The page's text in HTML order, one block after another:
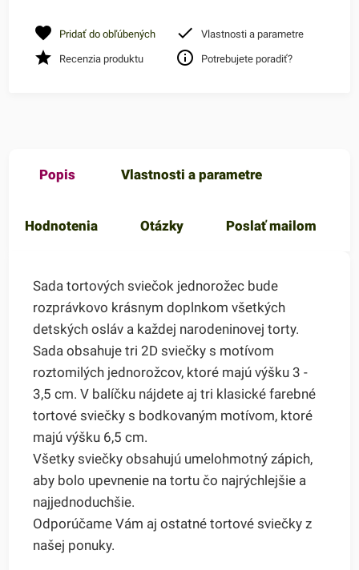
Pridať do obľúbených Vlastnosti a parametre
Recenzia produktu Potrebujete poradiť?
Popis Vlastnosti a parametre
Hodnotenia Otázky Poslať mailom
Sada tortových sviečok jednorožec bude
rozprávkovo krásnym doplnkom všetkých
detských osláv a každej narodeninovej torty.
Sada obsahuje tri 2D sviečky s motívom
roztomilých jednorožcov, ktoré majú výšku 3 -
3,5 cm. V balíčku nájdete aj tri klasické farebné
tortové sviečky s bodkovaným motívom, ktoré
majú výšku 6,5 cm.
Všetky sviečky obsahujú umelohmotný zápich,
aby bolo upevnenie na tortu čo najrýchlejšie a
najjednoduchšie.
Odporúčame Vám aj ostatné tortové sviečky z
našej ponuky.